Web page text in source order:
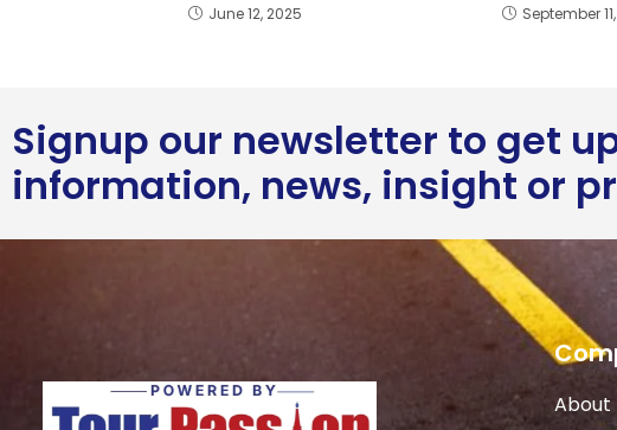
June 12, 2025 September
Signup our newsletter to get
information, news, insight or
About